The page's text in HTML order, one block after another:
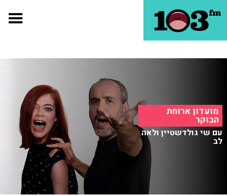
מועדון ארוחת
הבוקר
עם שי גולדשטיין ולאה
לב